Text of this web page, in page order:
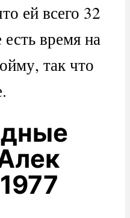
ей всего 32
время на
так что